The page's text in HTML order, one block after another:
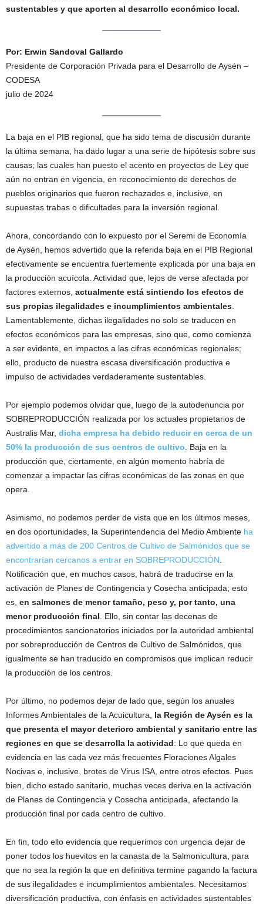
sustentables y que aporten al desarrollo económico local.
Por: Erwin Sandoval Gallardo
Presidente de Corporación Privada para el Desarrollo de Aysén –
CODESA
julio de 2024
La baja en el PIB regional, que ha sido tema de discusión durante
la última semana, ha dado lugar a una serie de hipótesis sobre sus
causas; las cuales han puesto el acento en proyectos de Ley que
aún no entran en vigencia, en reconocimiento de derechos de
pueblos originarios que fueron rechazados e, inclusive, en
supuestas trabas o dificultades para la inversión regional.
Ahora, concordando con lo expuesto por el Seremi de Economía
de Aysén, hemos advertido que la referida baja en el PIB Regional
efectivamente se encuentra fuertemente explicada por una baja en
la producción acuícola. Actividad que, lejos de verse afectada por
factores externos, actualmente está sintiendo los efectos de
sus propias ilegalidades e incumplimientos ambientales
Lamentablemente, dichas ilegalidades no solo se traducen en
efectos económicos para las empresas, sino que, como comienza
a ser evidente, en impactos a las cifras económicas regionales;
ello, producto de nuestra escasa diversificación productiva e
impulso de actividades verdaderamente sustentables.
Por ejemplo podemos olvidar que, luego de la autodenuncia por
SOBREPRODUCCIÓN realizada por los actuales propietarios de
Australis Mar, dicha empresa ha debido reducir en cerca de un
50% la producción de sus centros de cultivo . Baja en la
producción que, ciertamente, en algún momento habría de
comenzar a impactar las cifras económicas de las zonas en que
opera.
Asimismo, no podemos perder de vista que en los últimos meses,
en dos oportunidades, la Superintendencia del Medio Ambiente ha
advertido a más de 200 Centros de Cultivo de Salmónidos que se
encontrarían cercanos a entrar en SOBREPRODUCCIÓN
Notificación que, en muchos casos, habrá de traducirse en la
activación de Planes de Contingencia y Cosecha anticipada; esto
es, en salmones de menor tamaño, peso y, por tanto, una
menor producción final . Ello, sin contar las decenas de
procedimientos sancionatorios iniciados por la autoridad ambiental
por sobreproducción de Centros de Cultivo de Salmónidos, que
igualmente se han traducido en compromisos que implican reducir
la producción de los centros.
Por último, no podemos dejar de lado que, según los anuales
Informes Ambientales de la Acuicultura, la Región de Aysén es la
que presenta el mayor deterioro ambiental y sanitario entre las
regiones en que se desarrolla la actividad: Lo que queda en
evidencia en las cada vez más frecuentes Floraciones Algales
Nocivas e, inclusive, brotes de Virus ISA, entre otros efectos. Pues
bien, dicho estado sanitario, muchas veces deriva en la activación
de Planes de Contingencia y Cosecha anticipada, afectando la
producción final por cada centro de cultivo.
En fin, todo ello evidencia que requerimos con urgencia dejar de
poner todos los huevitos en la canasta de la Salmonicultura, para
que no sea la región la que en definitiva termine pagando la factura
de sus ilegalidades e incumplimientos ambientales. Necesitamos
diversificación productiva, con énfasis en actividades sustentables